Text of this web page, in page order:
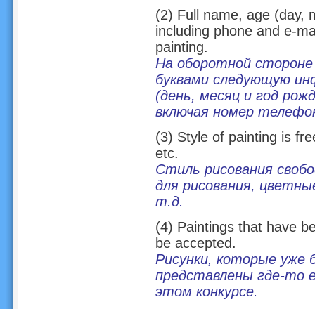
(2) Full name, age (day,
including phone and e-
painting.
На оборотной
буквами следующую
(день, месяц и год
включая номер
(3) Style of painting is
etc.
Стиль рисования
для рисования,
т.д.
(4) Paintings that have
be accepted.
Рисунки, которые уже
представлены где-то
этом конкурсе.